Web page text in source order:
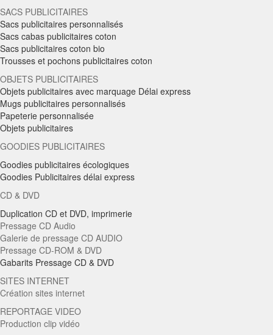
SACS PUBLICITAIRES
Sacs publicitaires personnalisés
Sacs cabas publicitaires coton
Sacs publicitaires coton bio
Trousses et pochons publicitaires coton
OBJETS PUBLICITAIRES
Objets publicitaires avec marquage Délai express
Mugs publicitaires personnalisés
Papeterie personnalisée
Objets publicitaires
GOODIES PUBLICITAIRES
Goodies publicitaires écologiques
Goodies Publicitaires délai express
CD & DVD
Duplication CD et DVD, imprimerie
Pressage CD Audio
Galerie de pressage CD AUDIO
Pressage CD-ROM & DVD
Gabarits Pressage CD & DVD
SITES INTERNET
Création sites internet
REPORTAGE VIDEO
Production clip vidéo